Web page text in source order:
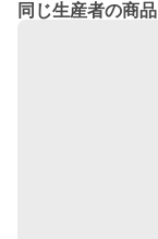
同じ生産者の商品